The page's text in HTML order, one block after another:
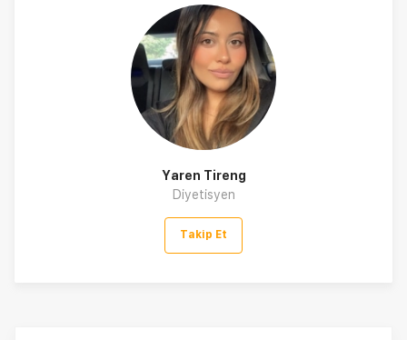
Yaren Tireng
Diyetisyen
Takip Et